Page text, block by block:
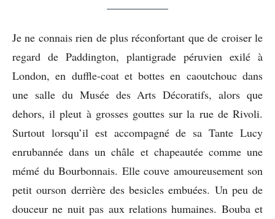
Je ne connais rien de plus réconfortant que de croiser le
regard de Paddington, plantigrade péruvien exilé à
London, en duffle-coat et bottes en caoutchouc dans
une salle du Musée des Arts Décoratifs, alors que
dehors, il pleut à grosses gouttes sur la rue de Rivoli.
Surtout lorsqu’il est accompagné de sa Tante Lucy
enrubannée dans un châle et chapeautée comme une
mémé du Bourbonnais. Elle couve amoureusement son
petit ourson derrière des besicles embuées. Un peu de
douceur ne nuit pas aux relations humaines. Bouba et